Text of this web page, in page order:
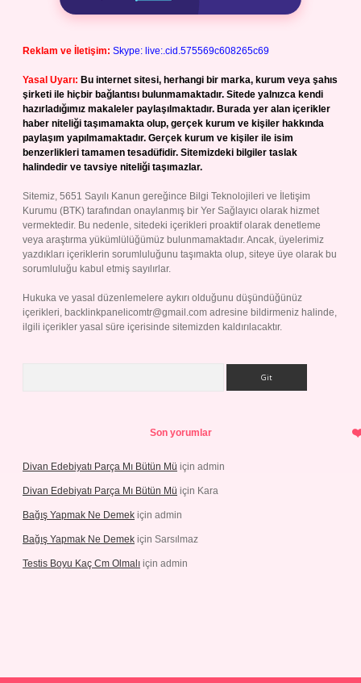
Reklam ve İletişim: Skype: live:.cid.575569c608265c69
Yasal Uyarı: Bu internet sitesi, herhangi bir marka, kurum veya şahıs
şirketi ile hiçbir bağlantısı bulunmamaktadır. Sitede yalnızca kendi
hazırladığımız makaleler paylaşılmaktadır. Burada yer alan içerikler
haber niteliği taşımamakta olup, gerçek kurum ve kişiler hakkında
paylaşım yapılmamaktadır. Gerçek kurum ve kişiler ile isim
benzerlikleri tamamen tesadüfidir. Sitemizdeki bilgiler taslak
halindedir ve tavsiye niteliği taşımazlar.
Sitemiz, 5651 Sayılı Kanun gereğince Bilgi Teknolojileri ve İletişim
Kurumu (BTK) tarafından onaylanmış bir Yer Sağlayıcı olarak hizmet
vermektedir. Bu nedenle, sitedeki içerikleri proaktif olarak denetleme
veya araştırma yükümlülüğümüz bulunmamaktadır. Ancak, üyelerimiz
yazdıkları içeriklerin sorumluluğunu taşımakta olup, siteye üye olarak bu
sorumluluğu kabul etmiş sayılırlar.
Hukuka ve yasal düzenlemelere aykırı olduğunu düşündüğünüz
içerikleri, backlinkpanelicomtr@gmail.com adresine bildirmeniz halinde,
ilgili içerikler yasal süre içerisinde sitemizden kaldırılacaktır.
Son yorumlar
Divan Edebiyatı Parça Mı Bütün Mü için admin
Divan Edebiyatı Parça Mı Bütün Mü için Kara
Bağış Yapmak Ne Demek için admin
Bağış Yapmak Ne Demek için Sarsılmaz
Testis Boyu Kaç Cm Olmalı için admin